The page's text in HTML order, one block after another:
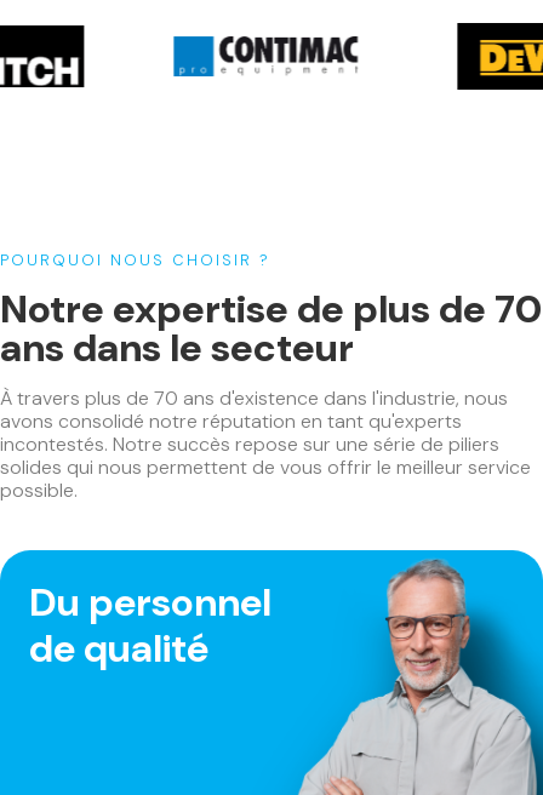
POURQUOI NOUS CHOISIR ?
Notre expertise de plus de 70
ans dans le secteur
À travers plus de 70 ans d'existence dans l'industrie, nous
avons consolidé notre réputation en tant qu'experts
incontestés. Notre succès repose sur une série de piliers
solides qui nous permettent de vous offrir le meilleur service
possible.
Du personnel
de qualité